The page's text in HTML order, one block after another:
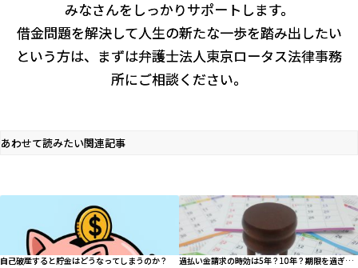
みなさんをしっかりサポートします。
借金問題を解決して人生の新たな一歩を踏み出したい
という方は、まずは弁護士法人東京ロータス法律事務
所にご相談ください。
あわせて読みたい関連記事
自己破産すると貯金はどうなってしまうのか？ 過払い金請求の時効は5年？10年？期限を過ぎても請求できるケースとは